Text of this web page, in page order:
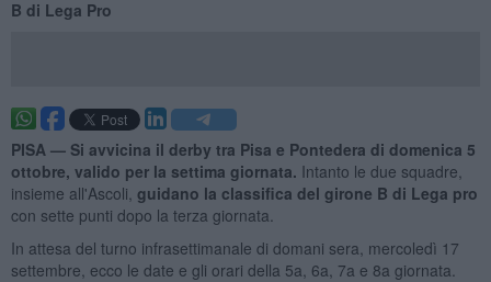
B di Lega Pro
PISA — Si avvicina il derby tra Pisa e Pontedera di domenica 5
ottobre, valido per la settima giornata. Intanto le due squadre,
insieme all'Ascoli, guidano la classifica del girone B di Lega pro
con sette punti dopo la terza giornata.
In attesa del turno infrasettimanale di domani sera, mercoledì 17
settembre, ecco le date e gli orari della 5a, 6a, 7a e 8a giornata.